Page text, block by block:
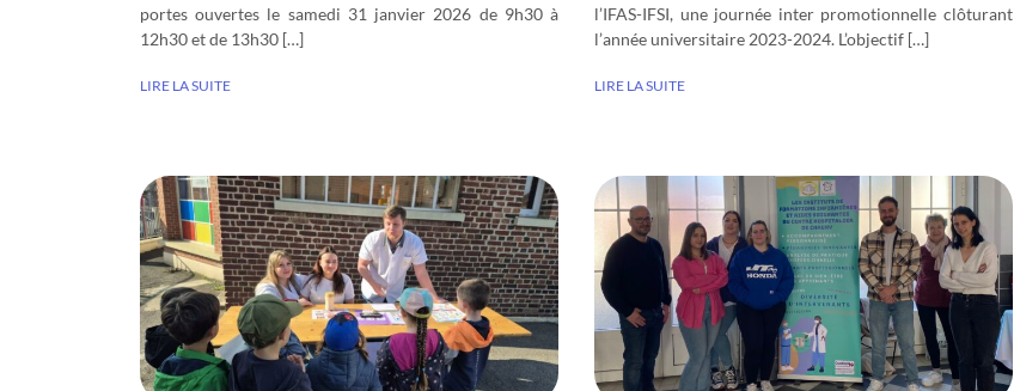
portes ouvertes le samedi 31 janvier 2026 de 9h30 à
12h30 et de 13h30 […]
LIRE LA SUITE
l’IFAS-IFSI, une journée inter promotionnelle clôturant
l’année universitaire 2023-2024. L’objectif […]
LIRE LA SUITE